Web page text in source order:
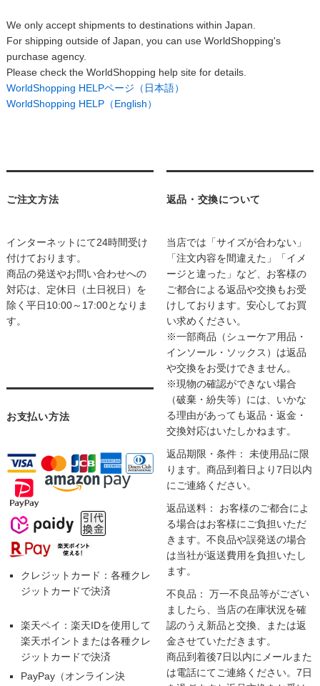
We only accept shipments to destinations within Japan.
For shipping outside of Japan, you can use WorldShopping's
purchase agency.
Please check the WorldShopping help site for details.
WorldShopping HELPページ（日本語）
WorldShopping HELP（English）
ご注文方法
インターネットにて24時間受け
付けております。
商品の発送やお問い合わせへの
対応は、定休日（土日祝日）を
除く平日10:00～17:00となりま
す。
お支払い方法
クレジットカード：各種クレ
ジットカードで決済
楽天ペイ：楽天IDを使用して
楽天ポイントまたは各種クレ
ジットカードで決済
PayPay（オンライン決
返品・交換について
当店では「サイズが合わない」
「注文内容を間違えた」「イメ
ージと違った」など、お客様の
ご都合による返品や交換もお受
けしております。安心してお買
い求めください。
※一部商品（シューケア用品・
インソール・ソックス）は返品
や交換をお受けできません。
※現物の確認ができない場合
（破棄・紛失等）には、いかな
る理由があっても返品・返金・
交換対応はいたしかねます。
返品期限・条件： 未使用品に限
ります。商品到着日より7日以内
にご連絡ください。
返品送料： お客様のご都合によ
る場合はお客様にご負担いただ
きます。不良品や誤発送の場合
は当社が返送費用を負担いたし
ます。
不良品： 万一不良品等がござい
ましたら、当店の在庫状況を確
認のうえ新品と交換、または返
金させていただきます。
商品到着後7日以内にメールまた
は電話にてご連絡ください。7日